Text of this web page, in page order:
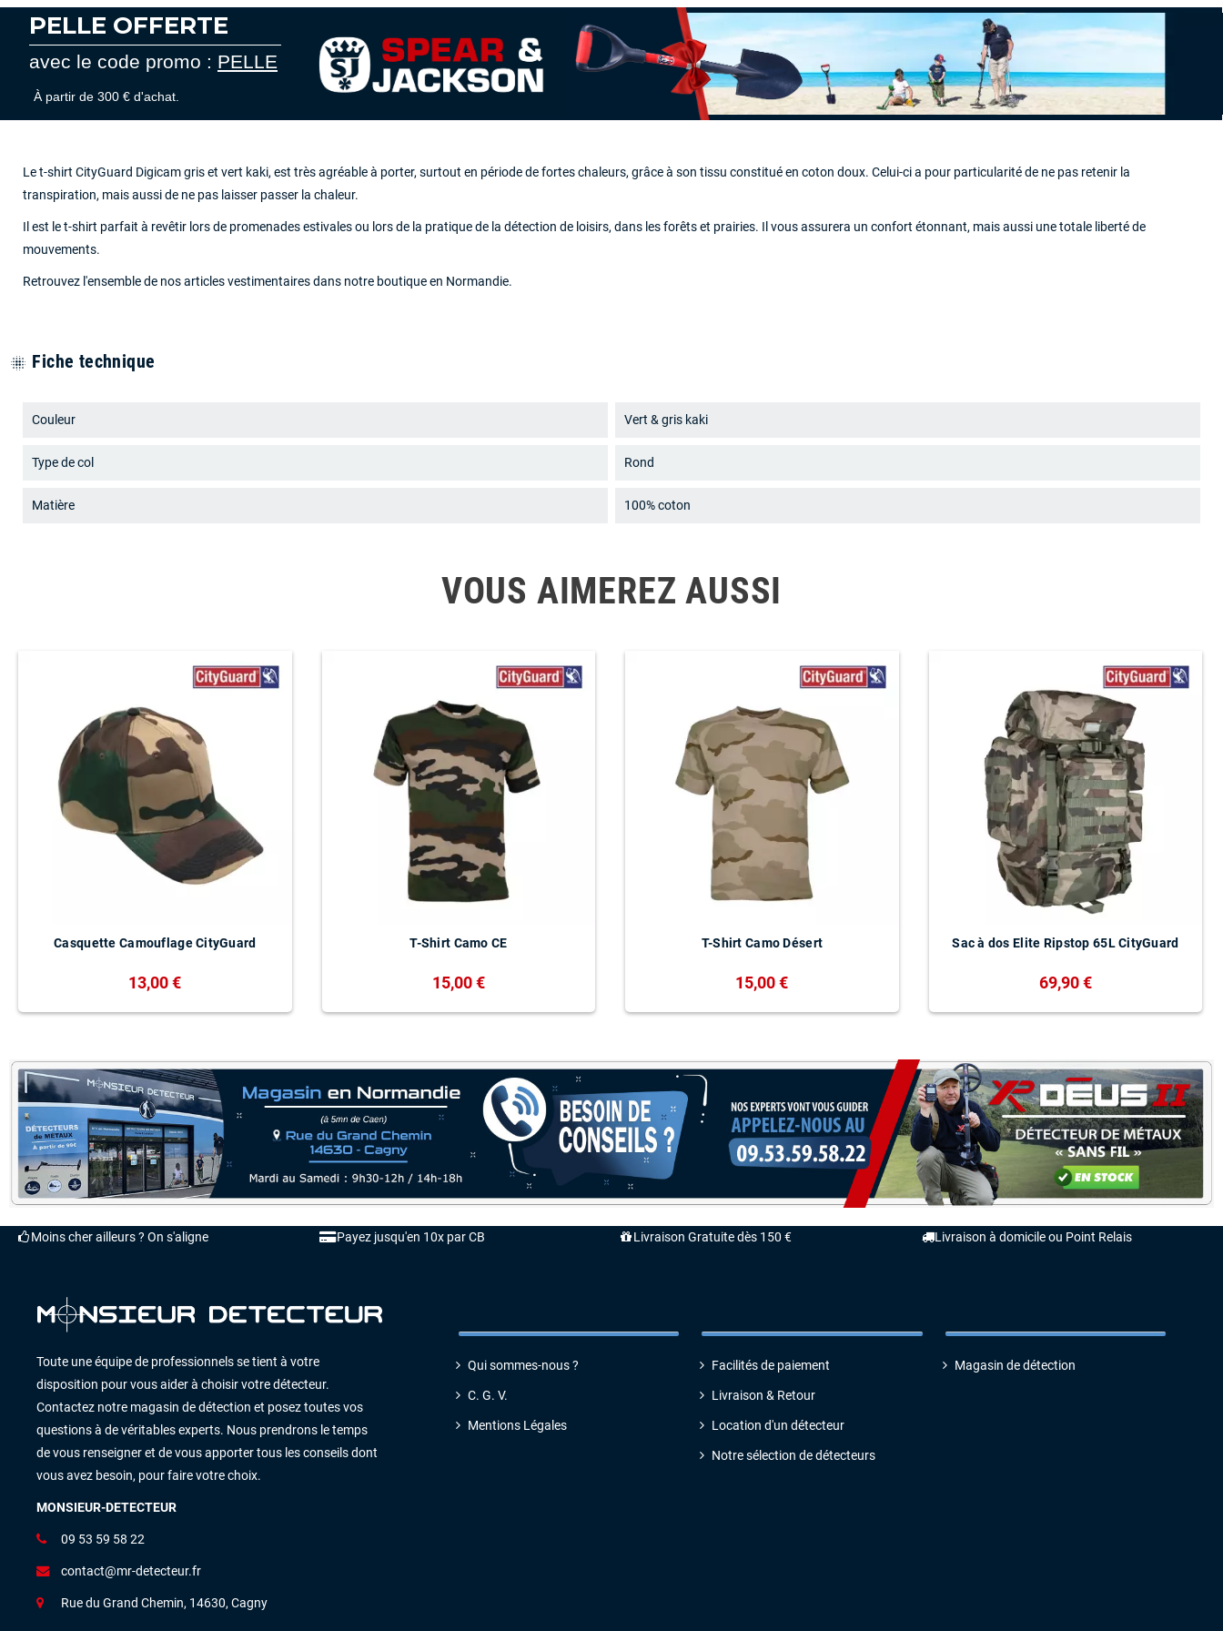
PELLE OFFERTE
avec le code promo : PELLE
À partir de 300 € d'achat.
Le t-shirt CityGuard Digicam gris et vert kaki, est très agréable à porter, surtout en période de fortes chaleurs, grâce à son tissu constitué en coton doux. Celui-ci a pour particularité de ne pas retenir la
transpiration, mais aussi de ne pas laisser passer la chaleur.
Il est le t-shirt parfait à revêtir lors de promenades estivales ou lors de la pratique de la détection de loisirs, dans les forêts et prairies. Il vous assurera un confort étonnant, mais aussi une totale liberté de
mouvements.
Retrouvez l'ensemble de nos articles vestimentaires dans notre boutique en Normandie.
blur_on Fiche technique
Couleur Vert & gris kaki
Type de col Rond
Matière 100% coton
VOUS AIMEREZ AUSSI
Casquette Camouflage CityGuard
13,00 €
T-Shirt Camo CE
15,00 €
T-Shirt Camo Désert
15,00 €
Sac à dos Elite Ripstop 65L CityGuard
69,90 €
Moins cher ailleurs ? On s'aligne Payez jusqu'en 10x par CB Livraison Gratuite dès 150 € Livraison à domicile ou Point Relais
Toute une équipe de professionnels se tient à votre
disposition pour vous aider à choisir votre détecteur.
Contactez notre magasin de détection et posez toutes vos
questions à de véritables experts. Nous prendrons le temps
de vous renseigner et de vous apporter tous les conseils dont
vous avez besoin, pour faire votre choix.
MONSIEUR-DETECTEUR
09 53 59 58 22
contact@mr-detecteur.fr
Rue du Grand Chemin, 14630, Cagny
Qui sommes-nous ?
C. G. V.
Mentions Légales
Facilités de paiement
Livraison & Retour
Location d'un détecteur
Notre sélection de détecteurs
Magasin de détection